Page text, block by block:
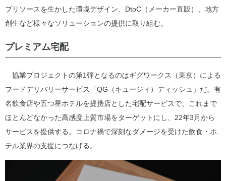
プリソースを生かした環境デザイン、DtoC（メーカー直販）、地方
創生など様々なソリューションの提供に取り組む。
プレミアム宅配
協業プロジェクトの第1弾となるのはギグワークス（東京）による
フードデリバリーサービス「QG（キュージィ）ディッシュ」だ。有
名飲食店や五つ星ホテルを提携店とした宅配サービスで、これまで
ほとんどなかった高感度上質市場をターゲットにし、22年3月から
サービスを提供する。コロナ禍で深刻なダメージを受けた飲食・ホ
テル業界の支援につなげる。